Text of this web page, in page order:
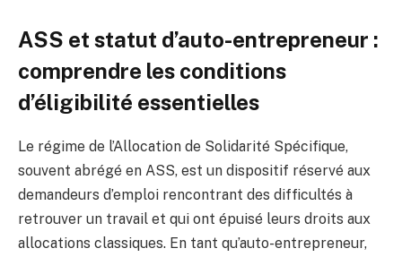
ASS et statut d’auto-entrepreneur :
comprendre les conditions
d’éligibilité essentielles
Le régime de l’Allocation de Solidarité Spécifique,
souvent abrégé en ASS, est un dispositif réservé aux
demandeurs d’emploi rencontrant des difficultés à
retrouver un travail et qui ont épuisé leurs droits aux
allocations classiques. En tant qu’auto-entrepreneur,